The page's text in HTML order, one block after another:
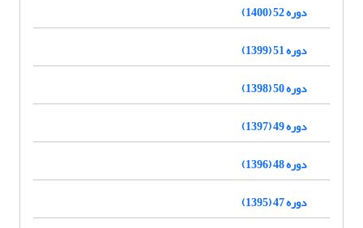
دوره 52 (1400)
دوره 51 (1399)
دوره 50 (1398)
دوره 49 (1397)
دوره 48 (1396)
دوره 47 (1395)